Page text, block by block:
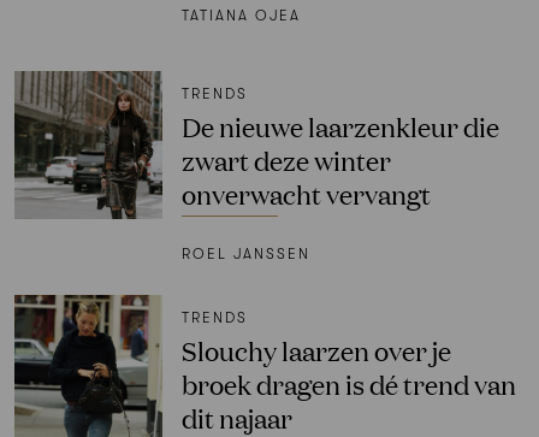
TATIANA OJEA
TRENDS
De nieuwe laarzenkleur die
zwart deze winter
onverwacht vervangt
ROEL JANSSEN
TRENDS
Slouchy laarzen over je
broek dragen is dé trend van
dit najaar